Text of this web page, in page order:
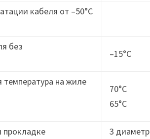
кабеля от –50°C
без
–15°C
на жиле
70°C
65°C
прокладке
3